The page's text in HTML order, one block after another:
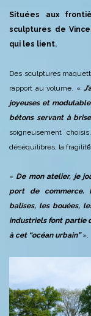
Situées aux
sculptures de
qui les lient.
Des sculptures
rapport au volume. «
joyeuses et
bétons servant à
soigneusement
déséquilibres, la
« De mon atelier, je
port de commerce.
balises, les bouées,
industriels font partie
à cet “océan urbain”».